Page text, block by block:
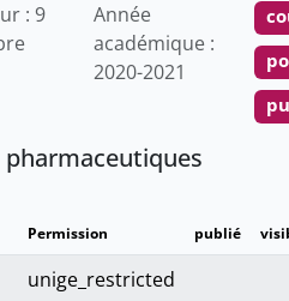
: 9
Année
académique :
2020-2021
pharmaceutiques
Permission publié
unige_restricted